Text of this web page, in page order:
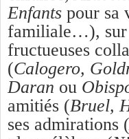
Enfants pour sa
familiale…), sur
fructueuses
(Calogero,
Daran ou
amitiés (Bruel,
ses admirations (